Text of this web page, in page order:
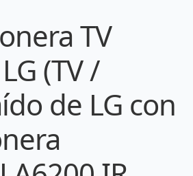
TV
(TV /
de LG con